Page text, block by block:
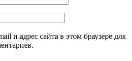
и адрес сайта в этом браузере для